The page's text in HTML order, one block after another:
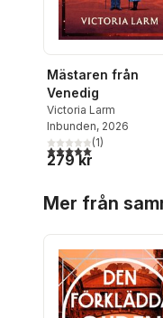
Mästaren från
Venedig
Victoria Larm
Inbunden, 2026
5,0utav 5 stjärnor.
(1)
279 kr
Mer från